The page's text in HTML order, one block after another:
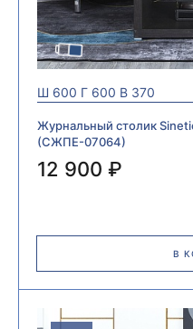
Ш 600 Г 600 В 370
Журнальный столик
(СЖПЕ-07064)
12 900 ₽
В